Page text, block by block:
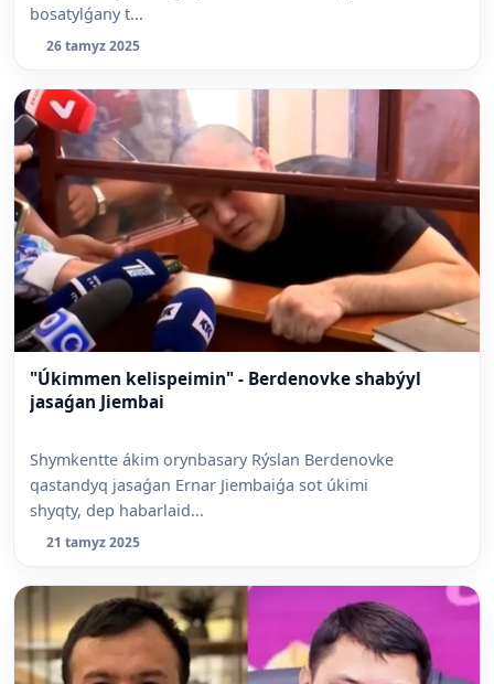
bosatylǵany t...
26 tamyz 2025
"Úkimmen kelispeimin" - Berdenovke shabýyl
jasaǵan Jiembai
Shymkentte ákim orynbasary Rýslan Berdenovke
qastandyq jasaǵan Ernar Jiembaiǵa sot úkimi
shyqty, dep habarlaid...
21 tamyz 2025